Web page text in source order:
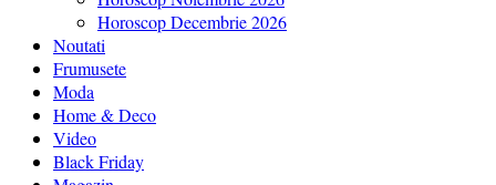
Horoscop Decembrie 2026
Noutati
Frumusete
Moda
Home & Deco
Video
Black Friday